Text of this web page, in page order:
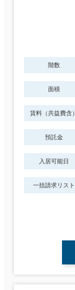
階数
面積
賃料（共益費含）
預託金
入居可能日
一括請求リスト